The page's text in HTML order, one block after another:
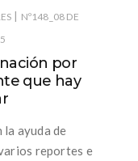
| Nº148_08 DE
por
que hay
ayuda de
reportes e